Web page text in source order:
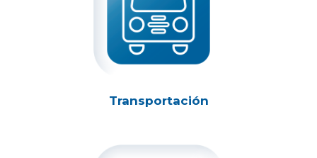
Transportación